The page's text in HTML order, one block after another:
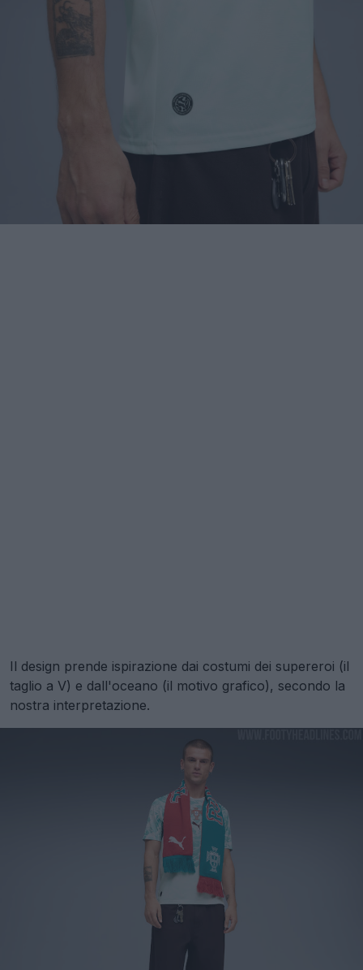
Il design prende ispirazione dai costumi dei supereroi (il
taglio a V) e dall'oceano (il motivo grafico), secondo la
nostra interpretazione.